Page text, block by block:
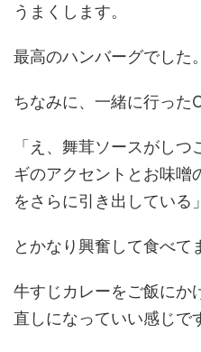
うまくします。
最高のハンバーグでした。
ちなみに、一緒に行った
「え、舞茸ソースがし
ギのアクセントとお味噌
をさらに引き出している」
とかなり興奮して食べて
牛すじカレーをご飯にか
直しになっていい感じで